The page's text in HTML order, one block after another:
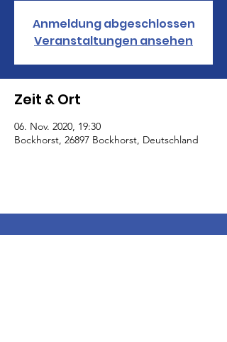
Anmeldung abgeschlossen
Veranstaltungen ansehen
Zeit & Ort
06. Nov. 2020, 19:30
Bockhorst, 26897 Bockhorst, Deutschland